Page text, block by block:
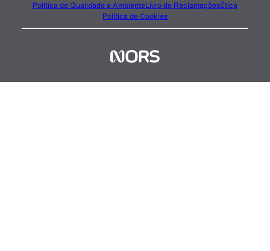
Política de Qualidade e AmbienteLivro de ReclamaçõesÉtica
Política de Cookies